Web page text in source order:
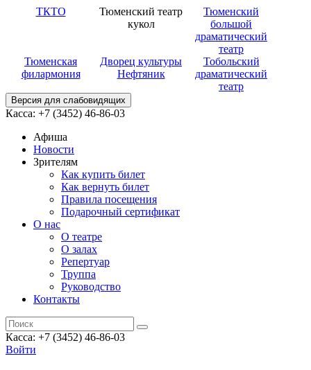
ТКТО
Тюменский театр
кукол
Тюменский
большой
драматический
театр
Тюменская
филармония
Дворец культуры
Нефтяник
Тобольский
драматический
театр
Версия для слабовидящих
Касса: +7 (3452) 46-86-03
Афиша
Новости
Зрителям
Как купить билет
Как вернуть билет
Правила посещения
Подарочный сертификат
О нас
О театре
О залах
Репертуар
Труппа
Руководство
Контакты
Касса: +7 (3452) 46-86-03
Войти